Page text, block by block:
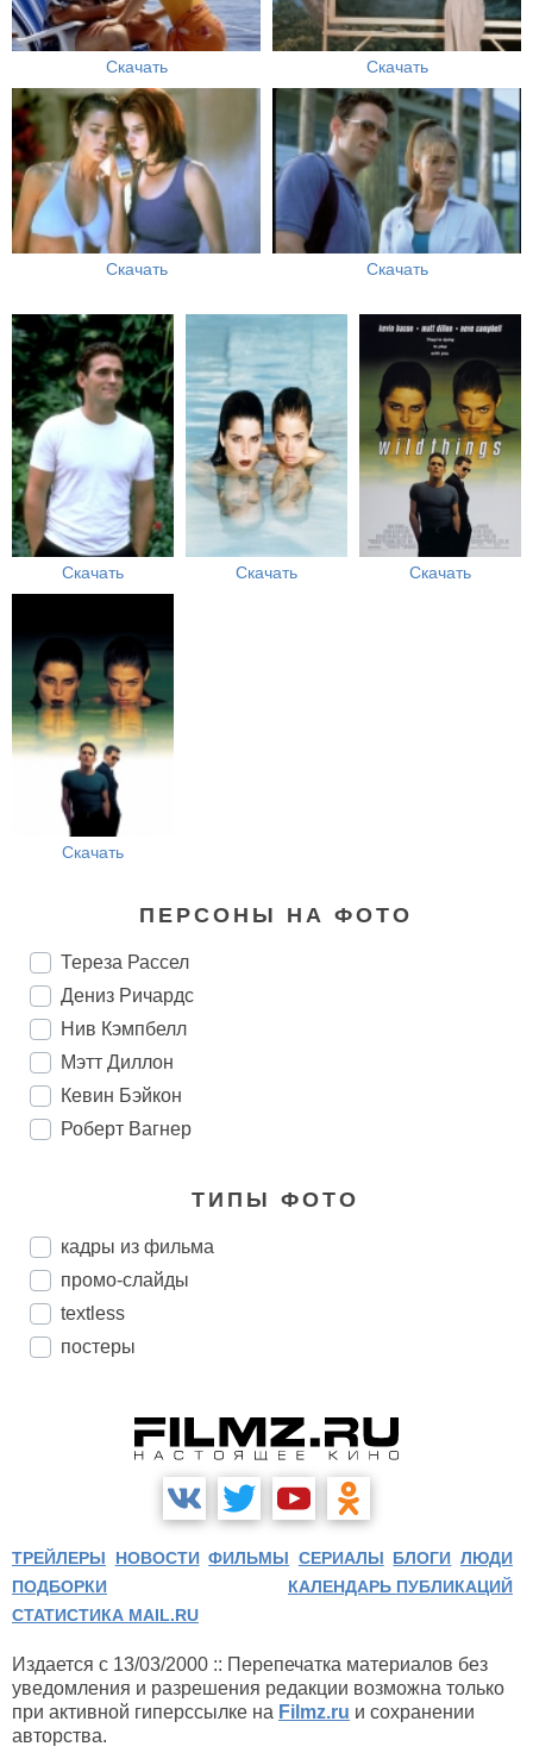
Скачать Скачать
Скачать Скачать
Скачать Скачать Скачать
Скачать
ПЕРСОНЫ НА ФОТО
Тереза Рассел
Дениз Ричардс
Нив Кэмпбелл
Мэтт Диллон
Кевин Бэйкон
Роберт Вагнер
ТИПЫ ФОТО
кадры из фильма
промо-слайды
textless
постеры
ТРЕЙЛЕРЫ НОВОСТИ ФИЛЬМЫ СЕРИАЛЫ БЛОГИ ЛЮДИ
ПОДБОРКИ
КАЛЕНДАРЬ ПУБЛИКАЦИЙ
СТАТИСТИКА MAIL.RU
Издается с 13/03/2000 :: Перепечатка материалов без
уведомления и разрешения редакции возможна только
при активной гиперссылке на Filmz.ru и сохранении
авторства.